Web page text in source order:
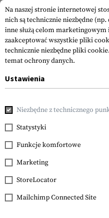
NOWY
Na naszej stronie internetowej
nich są technicznie niezbędne
inne służą celom
zaakceptować wszystkie pliki
technicznie niezbędne pliki cookie.
temat ochrony danych.
Ustawienia
Niezbędne z technicznego
Statystyki
Funkcje komfortowe
Marketing
StoreLocator
Mailchimp Connected Site